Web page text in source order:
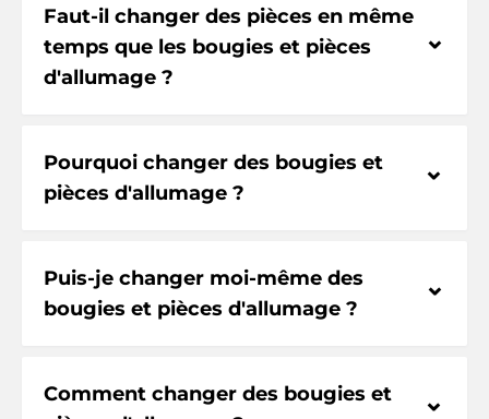
Faut-il changer des pièces en même
temps que les bougies et pièces
d'allumage ?
⌃
Pourquoi changer des bougies et
pièces d'allumage ?
⌃
Puis-je changer moi-même des
bougies et pièces d'allumage ?
⌃
Comment changer des bougies et
⌃